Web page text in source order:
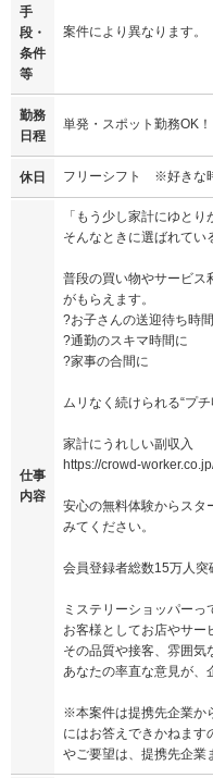
手
段・
条件
等
案件により異なります。
勤務
日程
単発・スポット勤務OK！
休日 フリーシフト ※好きな
仕事
内容
「もう少し家計にゆとり
そんなときに選ばれてい
普段の買い物やサービス
がもらえます。
?お子さんの送迎待ち時
?通勤のスキマ時間に
?家事の合間に
ムリなく続けられる“プ
家計にうれしい副収入
https://crowd-
安心の無料体験からスタ
みてください。
会員登録者総数15万人突
ミステリーショッパーっ
お客様としてお店やサー
その品質や接客、雰囲気
あなたの率直な意見が、
※本案件は提携先企業か
にはお答えできかねます
やご要望は、提携先企業